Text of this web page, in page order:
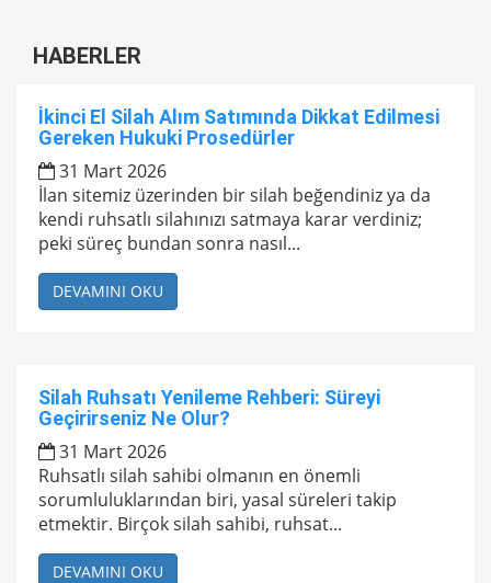
HABERLER
İkinci El Silah Alım Satımında Dikkat Edilmesi
Gereken Hukuki Prosedürler
31 Mart 2026
İlan sitemiz üzerinden bir silah beğendiniz ya da
kendi ruhsatlı silahınızı satmaya karar verdiniz;
peki süreç bundan sonra nasıl...
DEVAMINI OKU
Silah Ruhsatı Yenileme Rehberi: Süreyi
Geçirirseniz Ne Olur?
31 Mart 2026
Ruhsatlı silah sahibi olmanın en önemli
sorumluluklarından biri, yasal süreleri takip
etmektir. Birçok silah sahibi, ruhsat...
DEVAMINI OKU